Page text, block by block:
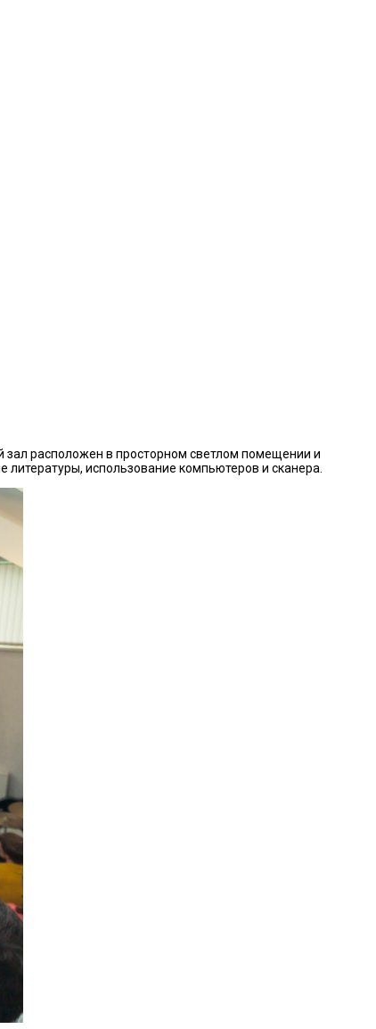
зал расположен в просторном светлом помещении и
использование компьютеров и сканера.